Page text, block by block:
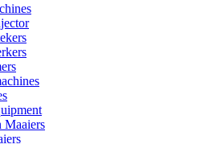
Maaiers